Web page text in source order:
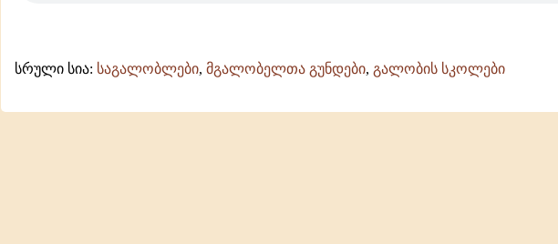
სრული სია: საგალობლები, მგალობელთა გუნდები, გალობის სკოლები